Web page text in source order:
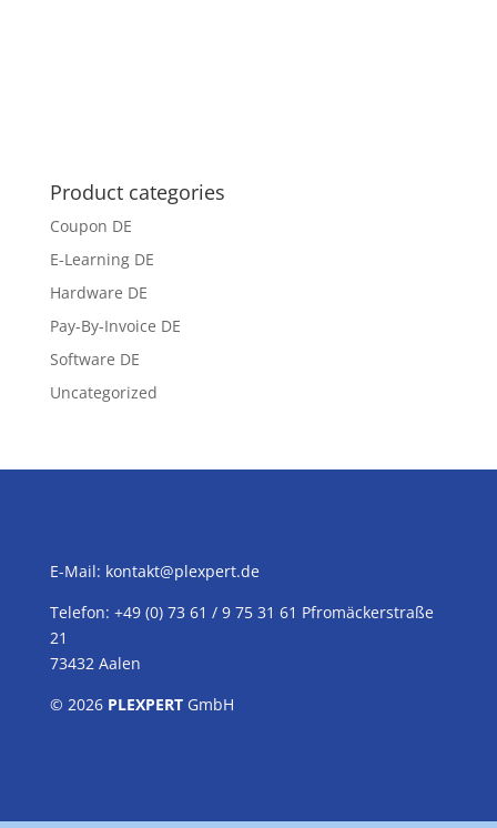
Product categories
Coupon DE
E-Learning DE
Hardware DE
Pay-By-Invoice DE
Software DE
Uncategorized
E-Mail: kontakt@plexpert.de
Telefon: +49 (0) 73 61 / 9 75 31 61 Pfromäckerstraße
21
73432 Aalen
© 2026 PLEXPERTGmbH